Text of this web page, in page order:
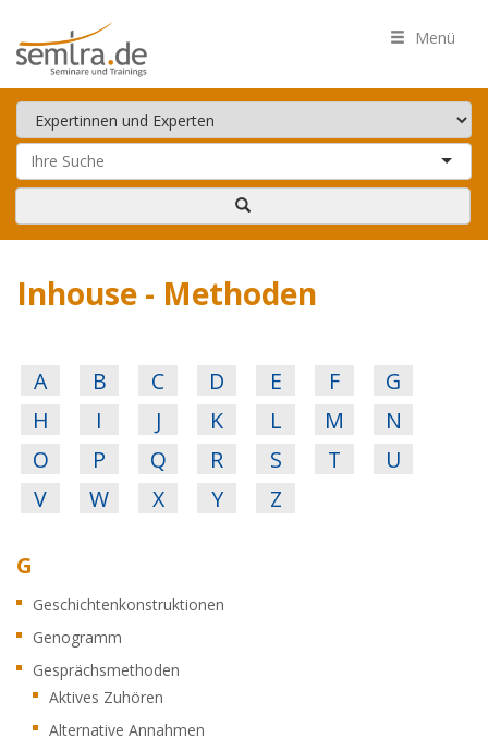
Menü
Inhouse - Methoden
A B C D E F
G
H
I J K L M
N
O
P Q R S T
U
V
W X Y Z
G
Geschichtenkonstruktionen
Genogramm
Gesprächsmethoden
Aktives Zuhören
Alternative Annahmen